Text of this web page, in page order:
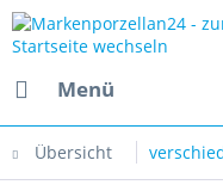
Menü
Übersicht